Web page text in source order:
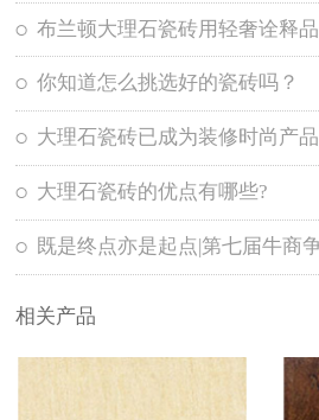
你知道怎么挑选好的瓷砖吗？
大理石瓷砖已成为装修时尚产品
大理石瓷砖的优点有哪些?
相关产品